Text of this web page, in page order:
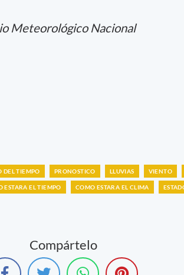
Meteorológico Nacional
DEL TIEMPO PRONOSTICO LLUVIAS VIENTO
ESTARA EL TIEMPO COMO ESTARA EL CLIMA
Compártelo